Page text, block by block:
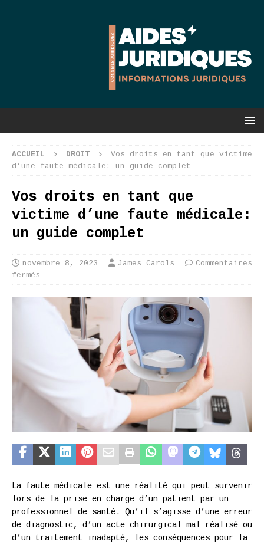
ACCUEIL DROIT
Vos droits en tant que victime
d’une faute médicale: un guide complet
Vos droits en tant que
victime d’une faute médicale:
un guide complet
novembre 8, 2023 James Carols
Commentaires
fermés
La faute médicale est une réalité qui peut survenir
lors de la prise en charge d’un patient par un
professionnel de santé. Qu’il s’agisse d’une erreur
de diagnostic, d’un acte chirurgical mal réalisé ou
d’un traitement inadapté, les conséquences pour la